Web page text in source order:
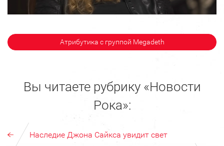
Атрибутика с группой Megadeth
Вы читаете рубрику «Новости
Рока»:
Наследие Джона Сайкса увидит свет